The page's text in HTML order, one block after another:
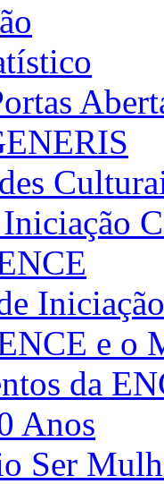
Iniciação
e o
da
Anos
Ser